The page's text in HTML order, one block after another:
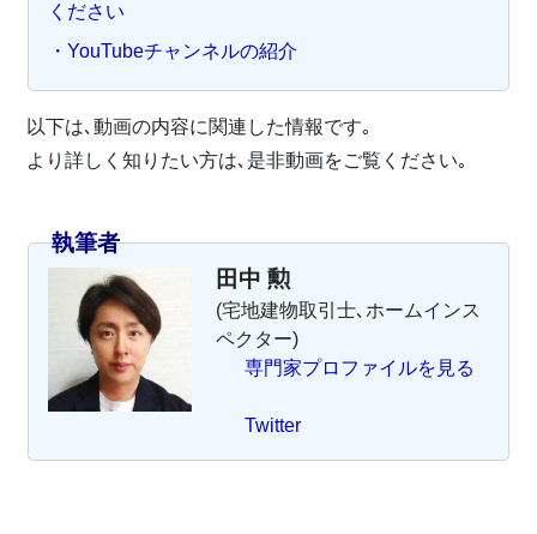
ください
・YouTubeチャンネルの紹介
以下は､動画の内容に関連した情報です｡
より詳しく知りたい方は､是非動画をご覧ください｡
執筆者
田中 勲
(宅地建物取引士､ホームインス
ペクター)
専門家プロファイルを見る
Twitter